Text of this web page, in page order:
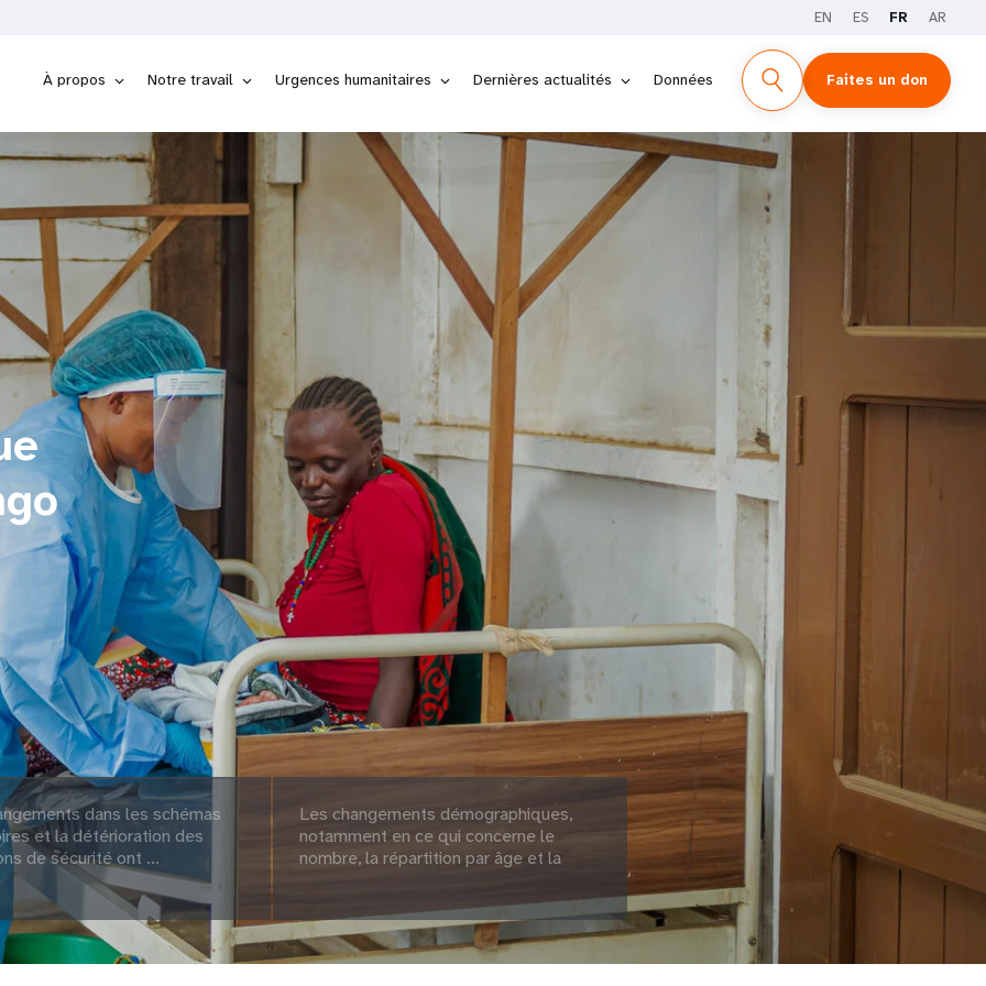
EN ES FR AR
À propos Notre travail Urgences humanitaires Dernières actualités Données Faites un don
dans les schémas
et la détérioration des
de sécurité ont ...
Les changements démographiques,
notamment en ce qui concerne le
nombre, la répartition par âge et la